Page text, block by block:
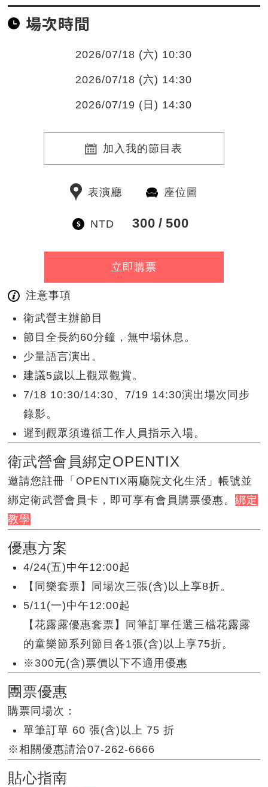
場次時間
2026/07/18 (六) 10:30
2026/07/18 (六) 14:30
2026/07/19 (日) 14:30
加入我的節目表
表演廳 座位圖
NTD 300 500
立即購票
注意事項
衛武營主辦節目
節目全長約60分鐘，無中場休息。
少量語言演出。
建議5歲以上觀眾觀賞。
7/18 10:30/14:30、7/19 14:30演出場次同步
錄影。
遲到觀眾須遵循工作人員指示入場。
衛武營會員綁定OPENTIX
邀請您註冊「OPENTIX兩廳院文化生活」帳號並
綁定衛武營會員卡，即可享有會員購票優惠。綁定
教學
優惠方案
4/24(五)中午12:00起
【同樂套票】同場次三張(含)以上享8折。
5/11(一)中午12:00起
【花露露優惠套票】同筆訂單任選三檔花露露
的童樂節系列節目各1張(含)以上享75折。
※300元(含)票價以下不適用優惠
團票優惠
購票同場次：
單筆訂單 60 張(含)以上 75 折
※相關優惠請洽07-262-6666
貼心指南